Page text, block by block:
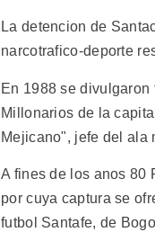
La detencion de
narcotrafico-deporte
En 1988 se
Millonarios de la
Mejicano", jefe del ala
A fines de los anos 80
por cuya captura se
futbol Santafe, de